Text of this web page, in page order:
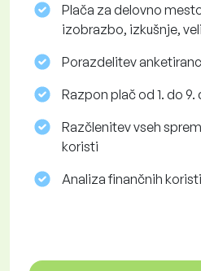
Plača za delovno
izobrazbo, izkušnje,
Porazdelitev
Razpon plač od 1. do 9.
Razčlenitev vseh
koristi
Analiza finančnih koristi